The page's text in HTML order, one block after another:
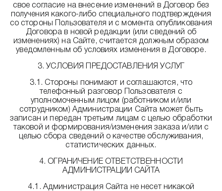
свое согласие на внесение изменений в Договор без
получения какого-либо специального подтверждения
со стороны Пользователя и с момента опубликования
Договора в новой редакции (или сведений об
изменениях) на Сайте, считается должным образом
уведомленным об условиях изменения в Договоре.
3. УСЛОВИЯ ПРЕДОСТАВЛЕНИЯ УСЛУГ
3.1. Стороны понимают и соглашаются, что
телефонный разговор Пользователя с
уполномоченным лицом (работником и/или
сотрудником) Администрации Сайта может быть
записан и передан третьим лицам с целью обработки
таковой и формирования/изменения заказа и/или с
целью сбора сведений о качестве обслуживания,
статистических данных.
4. ОГРАНИЧЕНИЕ ОТВЕТСТВЕННОСТИ
АДМИНИСТРАЦИИ САЙТА
4.1. Администрация Сайта не несет никакой